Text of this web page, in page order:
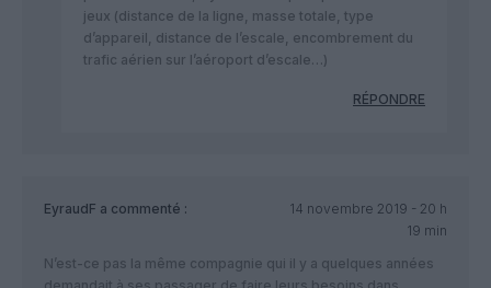
jeux (distance de la ligne, masse totale, type
d’appareil, distance de l’escale, encombrement du
trafic aérien sur l’aéroport d’escale…)
RÉPONDRE
EyraudF a commenté :
14 novembre 2019 - 20 h
19 min
N’est-ce pas la même compagnie qui il y a quelques années